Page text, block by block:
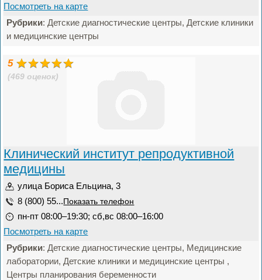
Посмотреть на карте
Рубрики: Детские диагностические центры, Детские клиники
и медицинские центры
5
(469 оценок)
Клинический институт репродуктивной
медицины
улица Бориса Ельцина, 3
8 (800) 55... Показать телефон
пн-пт 08:00–19:30; сб,вс 08:00–16:00
Посмотреть на карте
Рубрики: Детские диагностические центры, Медицинские
лаборатории, Детские клиники и медицинские центры ,
Центры планирования беременности